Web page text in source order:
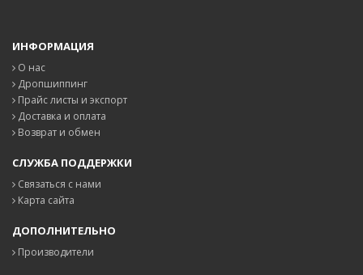
ИНФОРМАЦИЯ
О нас
Дропшиппинг
Прайс листы и экспорт
Доставка и оплата
Возврат и обмен
СЛУЖБА ПОДДЕРЖКИ
Связаться с нами
Карта сайта
ДОПОЛНИТЕЛЬНО
Производители